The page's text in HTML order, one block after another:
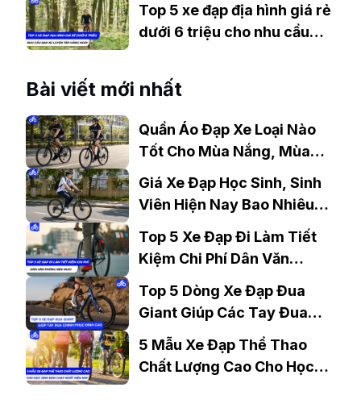
Top 5 xe đạp địa hình giá rẻ
dưới 6 triệu cho nhu cầu
Bài viết mới nhất
Quần Áo Đạp Xe Loại Nào
Tốt Cho Mùa Nắng, Mùa
Mưa?
Giá Xe Đạp Học Sinh, Sinh
Viên Hiện Nay Bao Nhiêu?
Gợi Ý Mẫu Đáng Mua
Top 5 Xe Đạp Đi Làm Tiết
Kiệm Chi Phí Dân Văn
Phòng Nên Mua?
Top 5 Dòng Xe Đạp Đua
Giant Giúp Các Tay Đua
Chinh Phục Đỉnh Cao
5 Mẫu Xe Đạp Thể Thao
Chất Lượng Cao Cho Học